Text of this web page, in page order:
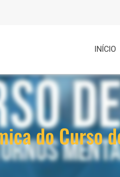
INÍCIO
do Curso